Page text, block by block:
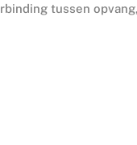
tussen